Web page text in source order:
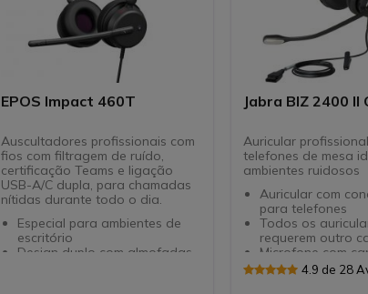
EPOS Impact 460T
Auscultadores profissionais com
fios com filtragem de ruído,
certificação Teams e ligação
USB-A/C dupla, para chamadas
nítidas durante todo o dia.
Especial para ambientes de
escritório
Design duplo com almofadas
Jabra BIZ 2400 II
Auricular
telefones de mesa
ambientes ruidosos
Auricular com
para telefones
Todos os
requerem outro
Microfone com
de ruído
Melhor
4.9 de 28